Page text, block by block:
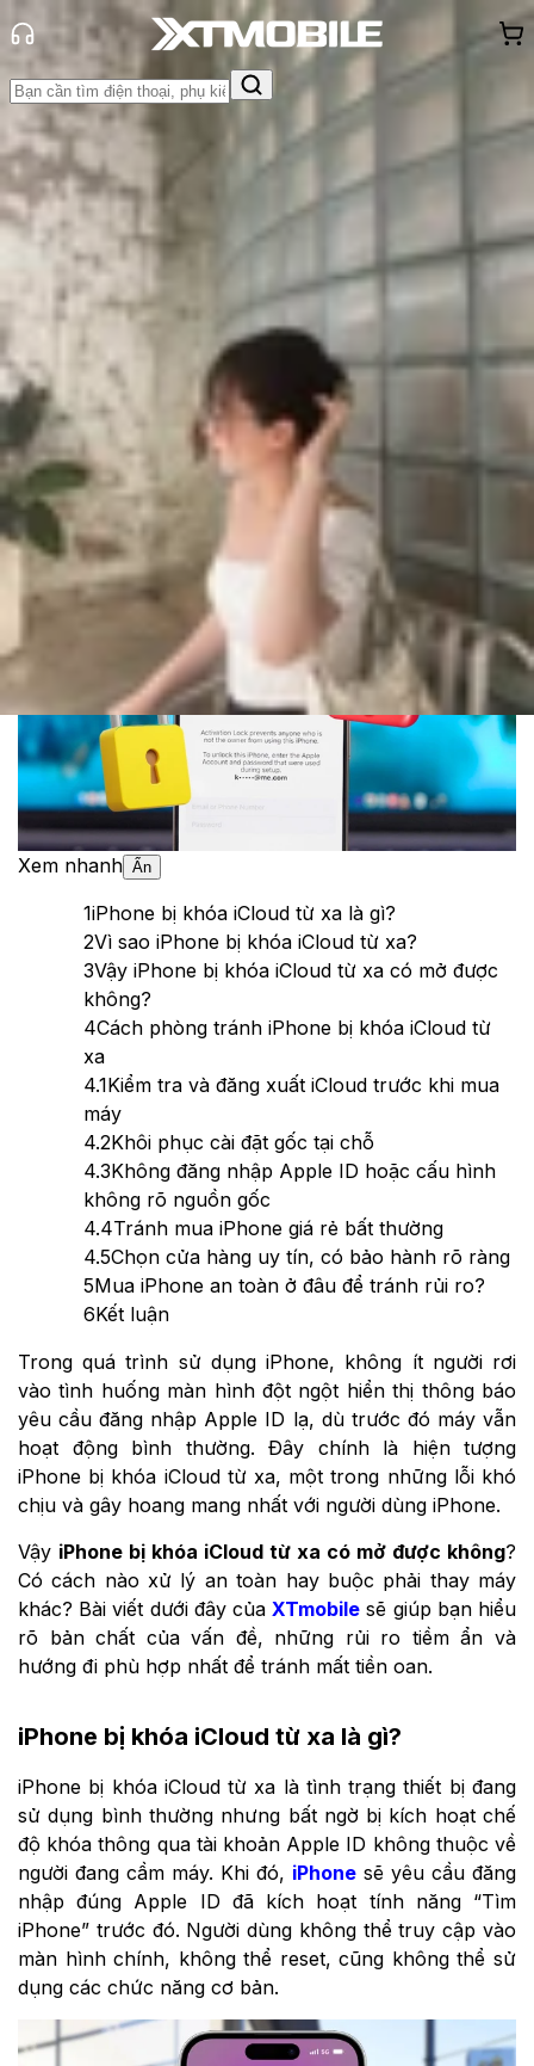
Trang chủ
Tin tức
Thủ thuật
Tin Mới
Đánh Giá - Trên Tay
Khuyến
Thủ thuật Thông báoKhách
hàng - Sự kiện
iPhone bị khóa iCloud từ xa có mở
được không?
Triệu Vy
Ngày đăng: 30/01/2026
Cập nhật:
30/01/2026
Theo dõi XTMobile trên
Xem nhanh Ẩn
1iPhone bị khóa iCloud từ xa là gì?
2Vì sao iPhone bị khóa iCloud từ xa?
3Vậy iPhone bị khóa iCloud từ xa có mở được
không?
4Cách phòng tránh iPhone bị khóa iCloud từ
xa
4.1Kiểm tra và đăng xuất iCloud trước khi mua
máy
4.2Khôi phục cài đặt gốc tại chỗ
4.3Không đăng nhập Apple ID hoặc cấu hình
không rõ nguồn gốc
4.4Tránh mua iPhone giá rẻ bất thường
4.5Chọn cửa hàng uy tín, có bảo hành rõ ràng
5Mua iPhone an toàn ở đâu để tránh rủi ro?
6Kết luận
Trong quá trình sử dụng iPhone, không ít người rơi
vào tình huống màn hình đột ngột hiển thị thông báo
yêu cầu đăng nhập Apple ID lạ, dù trước đó máy vẫn
hoạt động bình thường. Đây chính là hiện tượng
iPhone bị khóa iCloud từ xa, một trong những lỗi khó
chịu và gây hoang mang nhất với người dùng iPhone.
Vậy iPhone bị khóa iCloud từ xa có mở được không?
Có cách nào xử lý an toàn hay buộc phải thay máy
khác? Bài viết dưới đây củaXTmobile sẽ giúp bạn hiểu
rõ bản chất của vấn đề, những rủi ro tiềm ẩn và
hướng đi phù hợp nhất để tránh mất tiền oan.
iPhone bị khóa iCloud từ xa là gì?
iPhone bị khóa iCloud từ xa là tình trạng thiết bị đang
sử dụng bình thường nhưng bất ngờ bị kích hoạt chế
độ khóa thông qua tài khoản Apple ID không thuộc về
người đang cầm máy. Khi đó, iPhone sẽ yêu cầu đăng
nhập đúng Apple ID đã kích hoạt tính năng “Tìm
iPhone” trước đó. Người dùng không thể truy cập vào
màn hình chính, không thể reset, cũng không thể sử
dụng các chức năng cơ bản.